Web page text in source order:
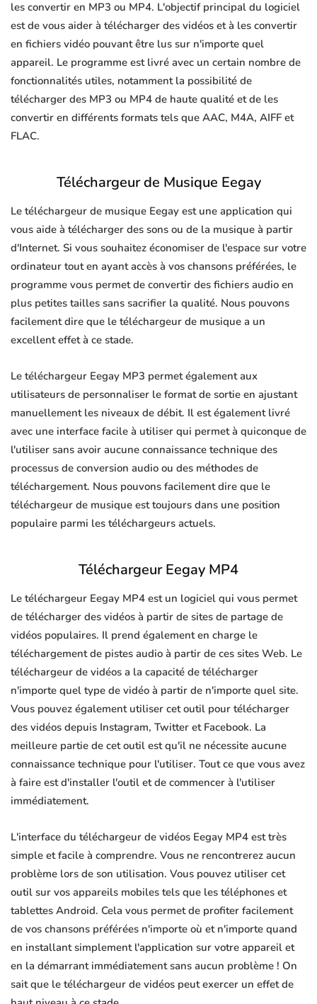
les convertir en MP3 ou MP4. L'objectif principal du logiciel
est de vous aider à télécharger des vidéos et à les convertir
en fichiers vidéo pouvant être lus sur n'importe quel
appareil. Le programme est livré avec un certain nombre de
fonctionnalités utiles, notamment la possibilité de
télécharger des MP3 ou MP4 de haute qualité et de les
convertir en différents formats tels que AAC, M4A, AIFF et
FLAC.
Téléchargeur de Musique Eegay
Le téléchargeur de musique Eegay est une application qui
vous aide à télécharger des sons ou de la musique à partir
d'Internet. Si vous souhaitez économiser de l'espace sur votre
ordinateur tout en ayant accès à vos chansons préférées, le
programme vous permet de convertir des fichiers audio en
plus petites tailles sans sacrifier la qualité. Nous pouvons
facilement dire que le téléchargeur de musique a un
excellent effet à ce stade.
Le téléchargeur Eegay MP3 permet également aux
utilisateurs de personnaliser le format de sortie en ajustant
manuellement les niveaux de débit. Il est également livré
avec une interface facile à utiliser qui permet à quiconque de
l'utiliser sans avoir aucune connaissance technique des
processus de conversion audio ou des méthodes de
téléchargement. Nous pouvons facilement dire que le
téléchargeur de musique est toujours dans une position
populaire parmi les téléchargeurs actuels.
Téléchargeur Eegay MP4
Le téléchargeur Eegay MP4 est un logiciel qui vous permet
de télécharger des vidéos à partir de sites de partage de
vidéos populaires. Il prend également en charge le
téléchargement de pistes audio à partir de ces sites Web. Le
téléchargeur de vidéos a la capacité de télécharger
n'importe quel type de vidéo à partir de n'importe quel site.
Vous pouvez également utiliser cet outil pour télécharger
des vidéos depuis Instagram, Twitter et Facebook. La
meilleure partie de cet outil est qu'il ne nécessite aucune
connaissance technique pour l'utiliser. Tout ce que vous avez
à faire est d'installer l'outil et de commencer à l'utiliser
immédiatement.
L'interface du téléchargeur de vidéos Eegay MP4 est très
simple et facile à comprendre. Vous ne rencontrerez aucun
problème lors de son utilisation. Vous pouvez utiliser cet
outil sur vos appareils mobiles tels que les téléphones et
tablettes Android. Cela vous permet de profiter facilement
de vos chansons préférées n'importe où et n'importe quand
en installant simplement l'application sur votre appareil et
en la démarrant immédiatement sans aucun problème ! On
sait que le téléchargeur de vidéos peut exercer un effet de